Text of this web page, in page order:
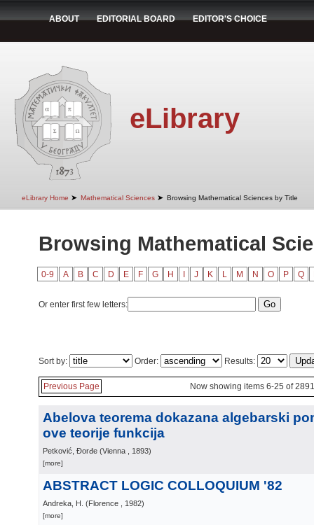
ABOUT EDITORIAL BOARD EDITOR'S CHOICE
eLibrary
eLibrary Home ➤ Mathematical Sciences ➤ Browsing Mathematical Sciences by Title
Browsing Mathematical
0-9 A B C D E F G H J K L M N O P Q
Or enter first few letters:
Sort by: Order: Results:
Previous Page Now showing items 6-25 of 2891
Abelova teorema dokazana algebarski
ove teorije funkcija
Petković, Đorđe (Vienna , 1893)
[more]
ABSTRACT LOGIC COLLOQUIUM '82
Andreka, H. (Florence , 1982)
[more]